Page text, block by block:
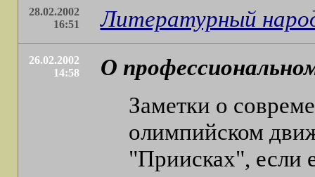
28.02.2002
16:51
Литературный
26.02.2002
14:58
О
Заметки о
олимпийском
"Приисках", если